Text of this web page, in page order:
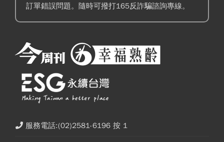
訂單錯誤問題。隨時可撥打165反詐騙諮詢專線。
服務電話:(02)2581-6196 按 1